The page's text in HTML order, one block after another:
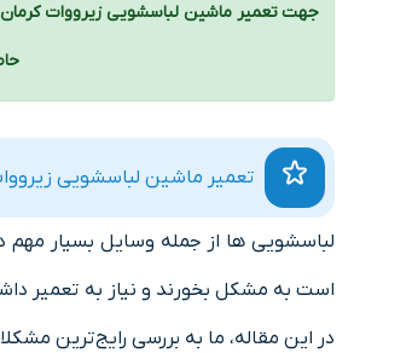
تعمیر ماشین لباسشویی
لباسشویی ها از جمله وسایل بسیار مهم
است به مشکل بخورند و نیاز به تعمیر
در این مقاله، ما به بررسی رایج‌ترین